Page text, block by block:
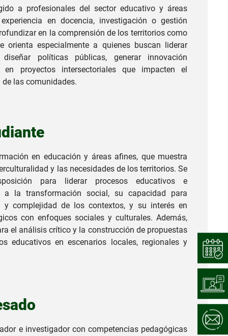
a profesionales del sector educativo y áreas
en docencia, investigación o gestión
en la comprensión de los territorios como
orienta especialmente a quienes buscan liderar
diseñar políticas públicas, generar innovación
proyectos intersectoriales que impacten el
las comunidades.
en educación y áreas afines, que muestra
y las necesidades de los territorios. Se
para liderar procesos educativos e
a la transformación social, su capacidad para
y complejidad de los contextos, y su interés en
con enfoques sociales y culturales. Además,
el análisis crítico y la construcción de propuestas
educativos en escenarios locales, regionales y
e investigador con competencias pedagógicas